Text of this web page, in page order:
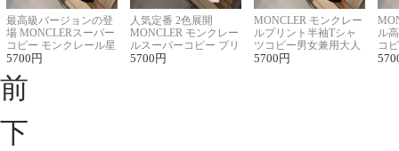
最高級バージョンの登
場 MONCLERスーパー
コピー モンクレール星
座半袖Tシャツ
5700 円
人気定番 2色展開
MONCLER モンクレー
ルスーパーコピー プリ
ント半袖Tシャツ
5700 円
MONCLER モンクレー
ルプリント半袖Tシャ
ツコピー男女兼用大人
可愛い春夏コーデ
5700 円
ル
コ
ィ
前
下